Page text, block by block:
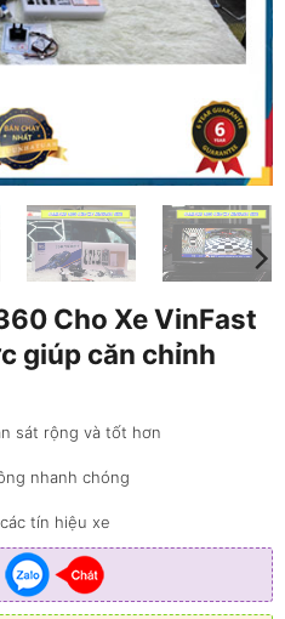
Cho Xe VinFast
giúp căn chỉnh
sát rộng và tốt hơn
nhanh chóng
tín hiệu xe
những va chạm phía sau